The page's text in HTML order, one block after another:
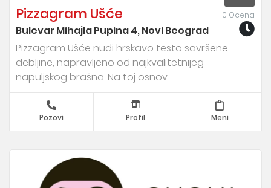
0 Ocena
Pizzagram Ušće
Bulevar Mihajla Pupina 4, Novi Beograd
Pizzagram Ušće nudi hrskavo testo savršene
debljine, napravljeno od najkvalitetnijeg
napuljskog brašna. Na toj osnov ...
Pozovi Profil Meni